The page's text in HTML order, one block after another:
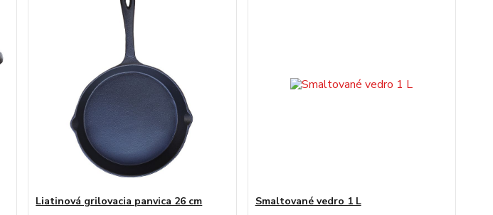
Liatinová grilovacia panvica 26 cm Smaltované vedro 1 L